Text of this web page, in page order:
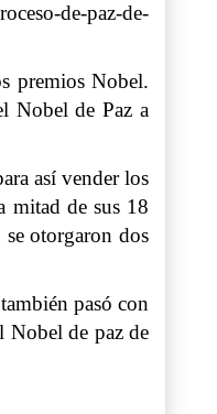
de-paz-de-
premios Nobel.
Nobel de Paz a
así vender los
mitad de sus 18
otorgaron dos
pasó con
Nobel de paz de